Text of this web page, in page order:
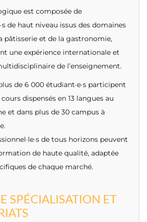
est composée de
de haut niveau issus des domaines
pâtisserie et de la gastronomie,
une expérience internationale et
de l’enseignement.
de 6 000 étudiant·e·s participent
dispensés en 13 langues au
et dans plus de 30 campus à
de tous horizons peuvent
de haute qualité, adaptée
de chaque marché.
SPÉCIALISATION ET